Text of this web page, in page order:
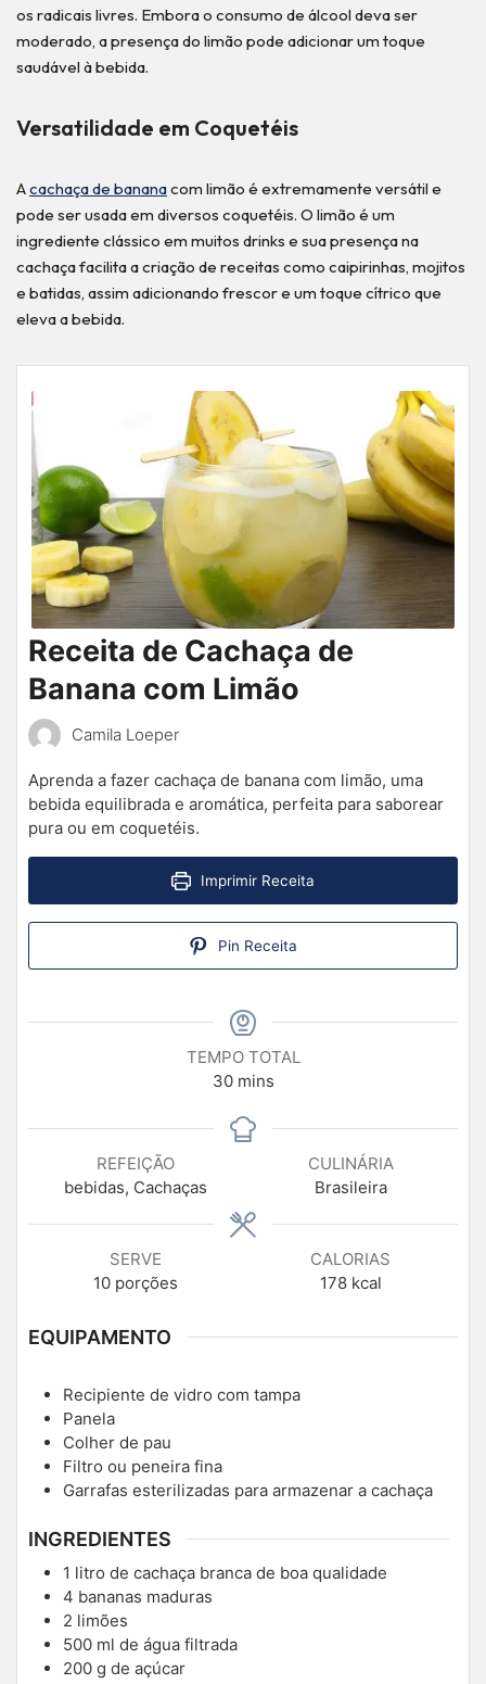
os radicais livres. Embora o consumo de álcool deva ser
moderado, a presença do limão pode adicionar um toque
saudável à bebida.
Versatilidade em Coquetéis
Acachaça de bananacom limão é extremamente versátil e
pode ser usada em diversos coquetéis. O limão é um
ingrediente clássico em muitos drinks e sua presença na
cachaça facilita a criação de receitas como caipirinhas, mojitos
e batidas, assim adicionando frescor e um toque cítrico que
eleva a bebida.
Receita de Cachaça de
Banana com Limão
Camila Loeper
Aprenda a fazer cachaça de banana com limão, uma
bebida equilibrada e aromática, perfeita para saborear
pura ou em coquetéis.
Imprimir Receita
Pin Receita
TEMPO TOTAL
30 mins
REFEIÇÃO
bebidas, Cachaças
CULINÁRIA
Brasileira
SERVE
10 porções
CALORIAS
178 kcal
EQUIPAMENTO
Recipiente de vidro com tampa
Panela
Colher de pau
Filtro ou peneira fina
Garrafas esterilizadas para armazenar a cachaça
INGREDIENTES
1 litro de cachaça branca de boa qualidade
4 bananas maduras
2 limões
500 ml de água filtrada
200 g de açúcar